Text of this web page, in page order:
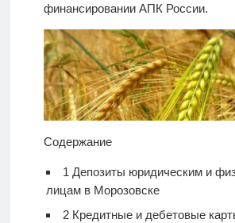
финансировании АПК России.
Содержание
1 Депозиты юридическим и
лицам в Морозовске
2Кредитные и дебетовые